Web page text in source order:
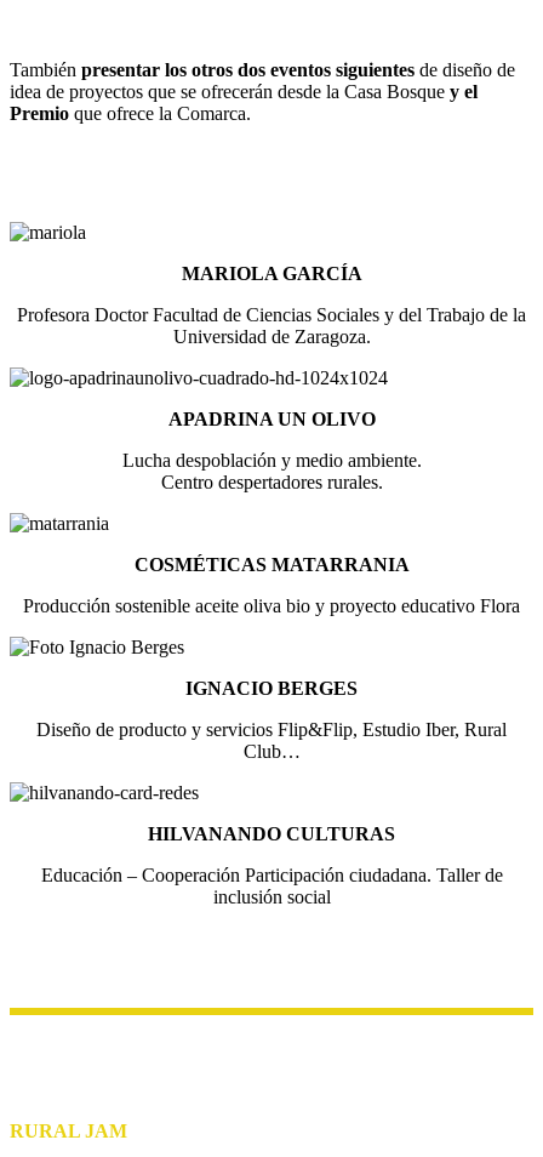
También presentar los otros dos eventos siguientes de diseño de
idea de proyectos que se ofrecerán desde la Casa Bosque y el
Premio que ofrece la Comarca.
MARIOLA GARCÍA
Profesora Doctor Facultad de Ciencias Sociales y del Trabajo de la
Universidad de Zaragoza.
APADRINA UN OLIVO
Lucha despoblación y medio ambiente.
Centro despertadores rurales.
COSMÉTICAS MATARRANIA
Producción sostenible aceite oliva bio y proyecto educativo Flora
IGNACIO BERGES
Diseño de producto y servicios Flip&Flip, Estudio Iber, Rural
Club…
HILVANANDO CULTURAS
Educación – Cooperación Participación ciudadana. Taller de
inclusión social
RURAL JAM